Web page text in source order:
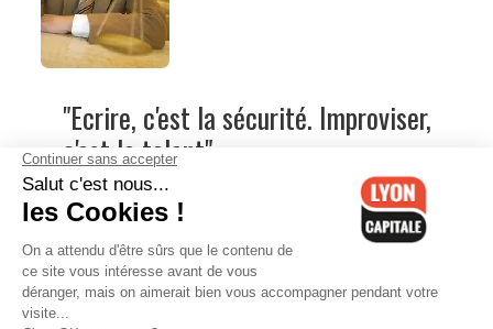
"Ecrire, c'est la sécurité. Improviser,
c'est le talent".